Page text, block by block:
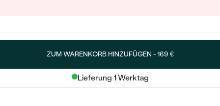
ZUM WARENKORB HINZUFÜGEN -169 €
Lieferung 1 Werktag